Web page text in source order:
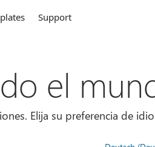
Support
el
Elija su preferencia de